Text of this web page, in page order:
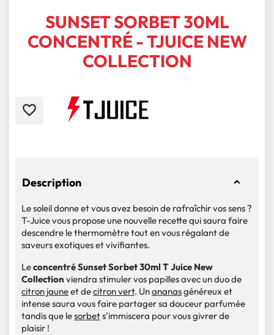
SUNSET SORBET 30ML
CONCENTRÉ - TJUICE NEW
COLLECTION
favorite_border
Description
Le soleil donne et vous avez besoin de rafraîchir vos sens ?
T-Juice vous propose une nouvelle recette qui saura faire
descendre le thermomètre tout en vous régalant de
saveurs exotiques et vivifiantes.
Leconcentré Sunset Sorbet 30ml T Juice New
Collection viendra stimuler vos papilles avec un duo de
citron jauneet decitron vert. Unananasgénéreux et
intense saura vous faire partager sa douceur parfumée
tandis que lesorbets'immiscera pour vous givrer de
plaisir !